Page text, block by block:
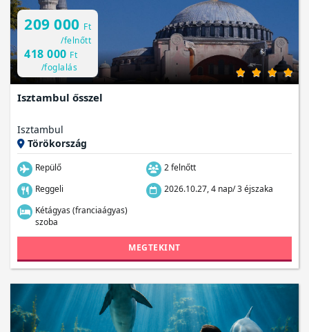
209 000 Ft
/felnőtt
418 000 Ft
/foglalás
Isztambul ősszel
Isztambul
Törökország
Repülő
2 felnőtt
Reggeli
2026.10.27, 4 nap/ 3 éjszaka
Kétágyas (franciaágyas)
szoba
MEGTEKINT